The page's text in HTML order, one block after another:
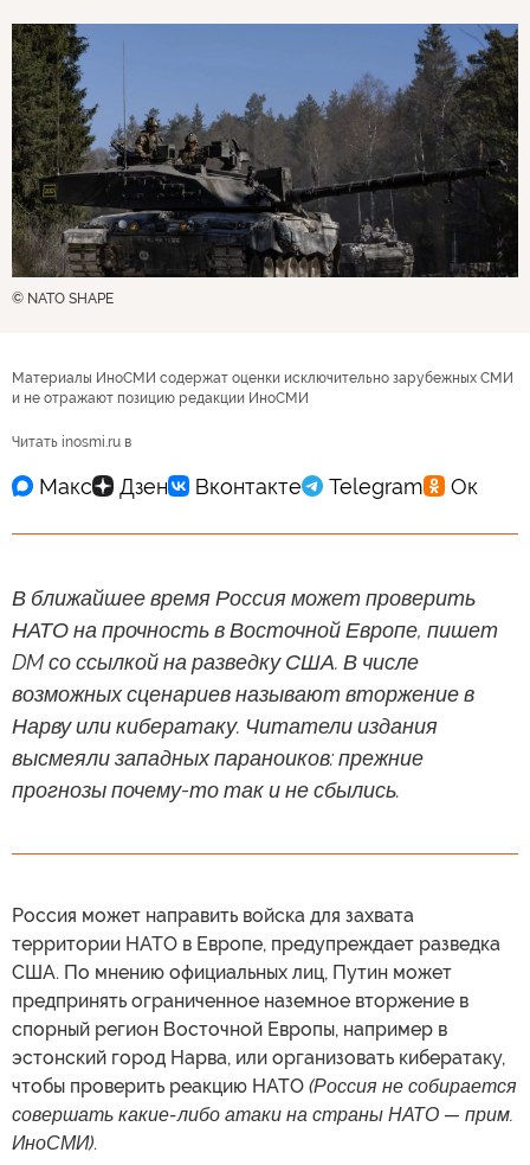
© NATO SHAPE
Материалы ИноСМИ содержат оценки исключительно зарубежных СМИ
и не отражают позицию редакции ИноСМИ
Читать inosmi.ru в
В ближайшее время Россия может проверить
НАТО на прочность в Восточной Европе, пишет
DM со ссылкой на разведку США. В числе
возможных сценариев называют вторжение в
Нарву или кибератаку. Читатели издания
высмеяли западных параноиков: прежние
прогнозы почему-то так и не сбылись.
Россия может направить войска для захвата
территории НАТО в Европе, предупреждает разведка
США. По мнению официальных лиц, Путин может
предпринять ограниченное наземное вторжение в
спорный регион Восточной Европы, например в
эстонский город Нарва, или организовать кибератаку,
чтобы проверить реакцию НАТО (Россия не собирается
совершать какие-либо атаки на страны НАТО — прим.
ИноСМИ).